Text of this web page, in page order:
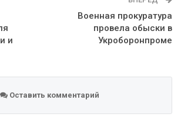
и
Военная прокуратура
провела обыски в
Укроборонпроме
Оставить комментарий